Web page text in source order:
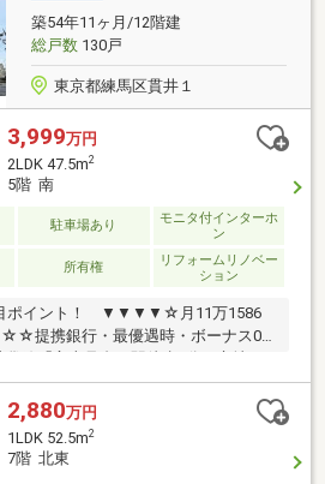
築54年11ヶ月/12階建
総戸数130戸
東京都練馬区貫井１
3,999万円
2LDK 47.5m2
5階 南
駐車場あり
モニタ付インターホ
ン
所有権
リフォームリノベー
ション
イント！ ▼▼▼▼☆月11万1586
☆☆提携銀行・最優遇時・ボーナス0
活気のある大きな商店街あり◆2016
工事実施済み◆ペット２匹飼育可能で
ノベーション物件◆「もっと安い住宅
かる！ 提携の金融機関は55社以
間が短い」「諸費用まで借りたい」
2,880万円
1LDK 52.5m2
7階 北東